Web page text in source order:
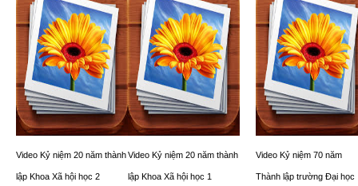
Video Kỷ niệm 20 năm thành
lập Khoa Xã hội học 2
Video Kỷ niệm 20 năm thành
lập Khoa Xã hội học 1
Video Kỷ niệm 70 năm
Thành lập trường Đại học